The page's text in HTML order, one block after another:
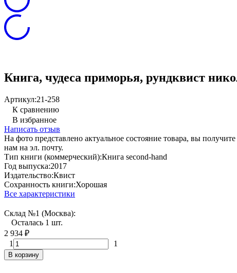
Книга, чудеса приморья, рундквист
Артикул:21-258
К сравнению
В избранное
Написать отзыв
На фото представлено актуальное состояние товара, вы
нам на эл. почту.
Тип книги (коммерческий):Книга second-hand
Год выпуска:2017
Издательство:Квист
Сохранность книги:Хорошая
Все характеристики
Склад №1 (Москва):
Осталась 1 шт.
2 934 ₽
1 1
В корзину